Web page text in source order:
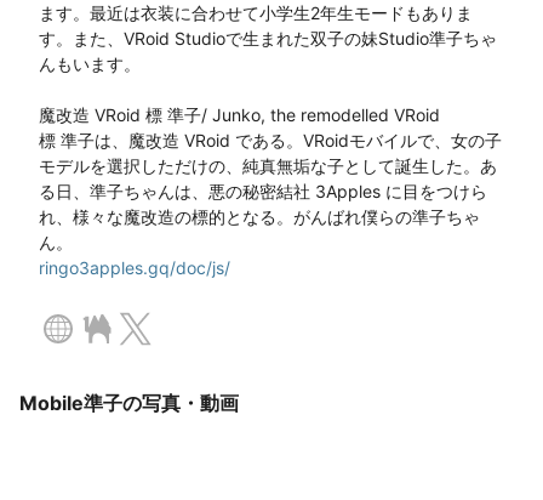
ます。最近は衣装に合わせて小学生2年生モードもありま
す。また、VRoid Studioで生まれた双子の妹Studio準子ちゃ
んもいます。
魔改造 VRoid 標 準子/ Junko, the remodelled VRoid
標 準子は、魔改造 VRoid である。VRoidモバイルで、女の子
モデルを選択しただけの、純真無垢な子として誕生した。あ
る日、準子ちゃんは、悪の秘密結社 3Apples に目をつけら
れ、様々な魔改造の標的となる。がんばれ僕らの準子ちゃ
ringo3apples.gq/doc/js/
Mobile準子の写真・動画